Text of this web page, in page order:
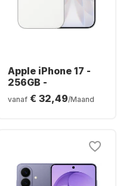
Apple iPhone 17 -
256GB -
vanaf € 32,49/Maand